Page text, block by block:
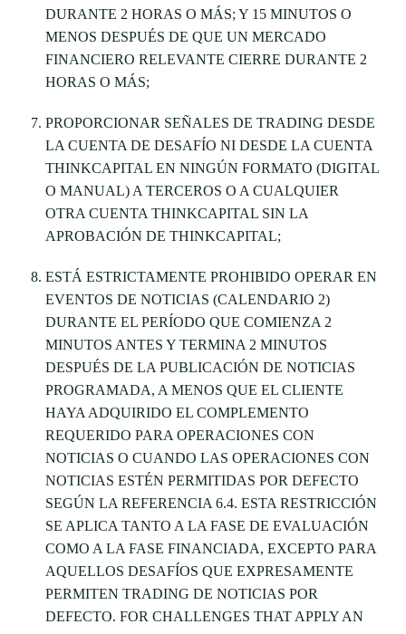
DURANTE 2 HORAS O MÁS; Y 15 MINUTOS O
MENOS DESPUÉS DE QUE UN MERCADO
FINANCIERO RELEVANTE CIERRE DURANTE 2
HORAS O MÁS;
PROPORCIONAR SEÑALES DE TRADING DESDE
LA CUENTA DE DESAFÍO NI DESDE LA CUENTA
THINKCAPITAL EN NINGÚN FORMATO (DIGITAL
O MANUAL) A TERCEROS O A CUALQUIER
OTRA CUENTA THINKCAPITAL SIN LA
APROBACIÓN DE THINKCAPITAL;
ESTÁ ESTRICTAMENTE PROHIBIDO OPERAR EN
EVENTOS DE NOTICIAS (CALENDARIO 2)
DURANTE EL PERÍODO QUE COMIENZA 2
MINUTOS ANTES Y TERMINA 2 MINUTOS
DESPUÉS DE LA PUBLICACIÓN DE NOTICIAS
PROGRAMADA, A MENOS QUE EL CLIENTE
HAYA ADQUIRIDO EL COMPLEMENTO
REQUERIDO PARA OPERACIONES CON
NOTICIAS O CUANDO LAS OPERACIONES CON
NOTICIAS ESTÉN PERMITIDAS POR DEFECTO
SEGÚN LA REFERENCIA 6.4. ESTA RESTRICCIÓN
SE APLICA TANTO A LA FASE DE EVALUACIÓN
COMO A LA FASE FINANCIADA, EXCEPTO PARA
AQUELLOS DESAFÍOS QUE EXPRESAMENTE
PERMITEN TRADING DE NOTICIAS POR
DEFECTO. FOR CHALLENGES THAT APPLY AN